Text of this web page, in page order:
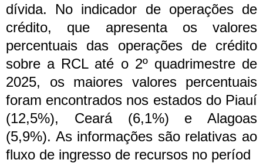
dívida. No indicador de operações de
crédito, que apresenta os valores
percentuais das operações de crédito
sobre a RCL até o 2º quadrimestre de
2025, os maiores valores percentuais
foram encontrados nos estados do Piauí
(12,5%), Ceará (6,1%) e Alagoas
(5,9%). As informações são relativas ao
fluxo de ingresso de recursos no períod